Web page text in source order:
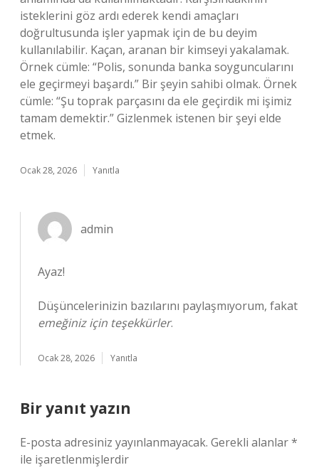
isteklerini göz ardı ederek kendi amaçları
doğrultusunda işler yapmak için de bu deyim
kullanılabilir. Kaçan, aranan bir kimseyi yakalamak.
Örnek cümle: “Polis, sonunda banka soyguncularını
ele geçirmeyi başardı.” Bir şeyin sahibi olmak. Örnek
cümle: “Şu toprak parçasını da ele geçirdik mi işimiz
tamam demektir.” Gizlenmek istenen bir şeyi elde
etmek.
Ocak 28, 2026 Yanıtla
admin
Ayaz!
Düşüncelerinizin bazılarını paylaşmıyorum, fakat
emeğiniz için teşekkürler.
Ocak 28, 2026 Yanıtla
Bir yanıt yazın
E-posta adresiniz yayınlanmayacak. Gerekli alanlar*
ile işaretlenmişlerdir